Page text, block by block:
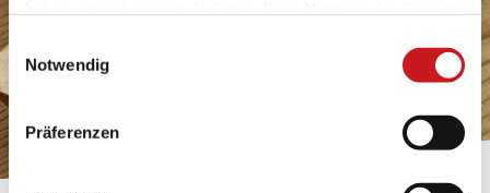
Datenschutzhinweisen
mehr darüber, wer wir sind, wie
personenbezogene Daten verarbeiten. Hier geht’s zum
Impressum.
Einwilligungsauswahl
Notwendig
Präferenzen